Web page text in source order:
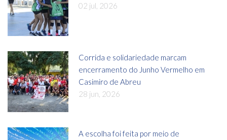
02 jul, 2026
Corrida e solidariedade marcam
encerramento do Junho Vermelho em
Casimiro de Abreu
28 jun, 2026
A escolha foi feita por meio de